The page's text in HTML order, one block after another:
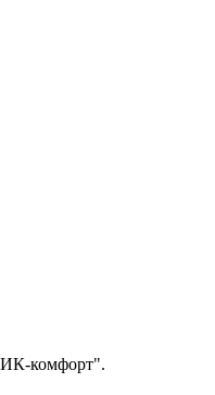
комфорт".